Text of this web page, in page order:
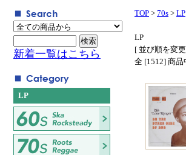
TOP > 70s > LP
LP
[ 並び順を変
全 [1512] 商
新着一覧はこちら
LP